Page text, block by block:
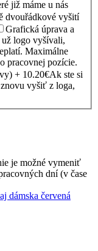
již máme u nás
dvouřádkové vyšití
Grafická úprava a
už logo vyšívali,
Maximálne
pracovnej pozície.
+ 10.20€Ak ste si
vyšiť z loga,
je možné vymeniť
dní (v čase